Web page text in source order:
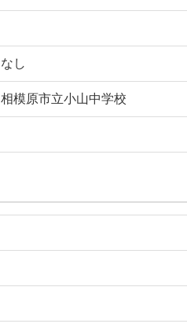
なし
相模原市立小山中学校